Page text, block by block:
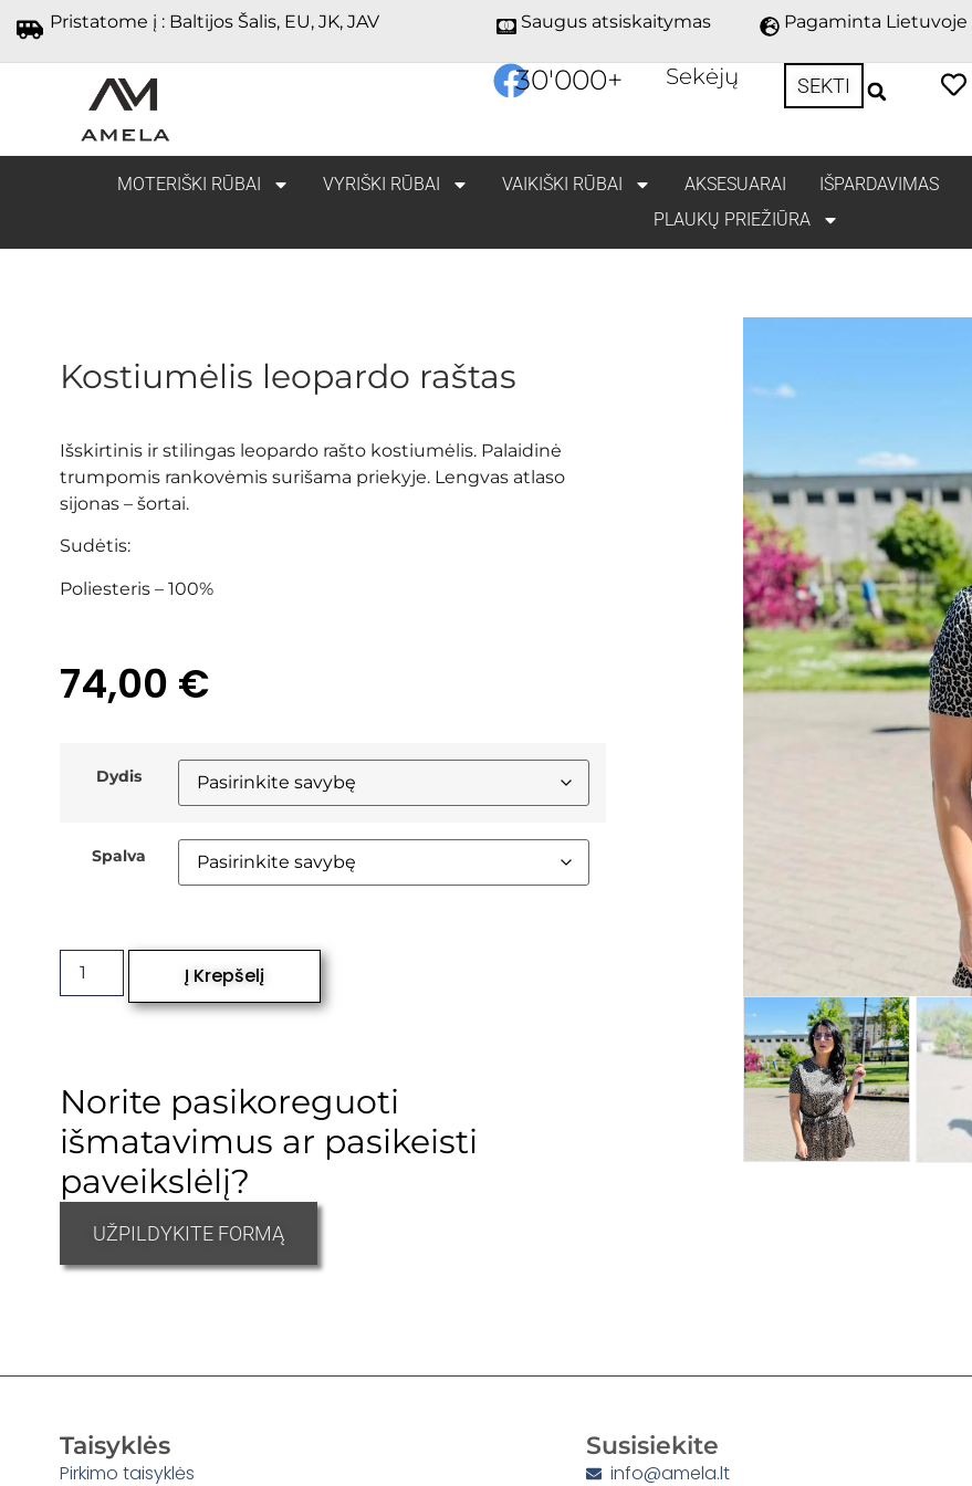
Pristatome į : Baltijos Šalis, EU, JK, JAV Saugus atsiskaitymas Pagaminta Lietuvoje
30'000+ Sekėjų SEKTI
MOTERIŠKI RŪBAI VYRIŠKI RŪBAI VAIKIŠKI RŪBAI AKSESUARAI IŠPARDAVIMAS
PLAUKŲ PRIEŽIŪRA
Kostiumėlis leopardo raštas
Išskirtinis ir stilingas leopardo rašto kostiumėlis. Palaidinė
trumpomis rankovėmis surišama priekyje. Lengvas atlaso
sijonas – šortai.
Sudėtis:
Poliesteris – 100%
74,00 €
Dydis
Spalva
Į Krepšelį
Norite pasikoreguoti
išmatavimus ar pasikeisti
paveikslėlį?
UŽPILDYKITE FORMĄ
Taisyklės
Pirkimo taisyklės
Susisiekite
info@amela.lt